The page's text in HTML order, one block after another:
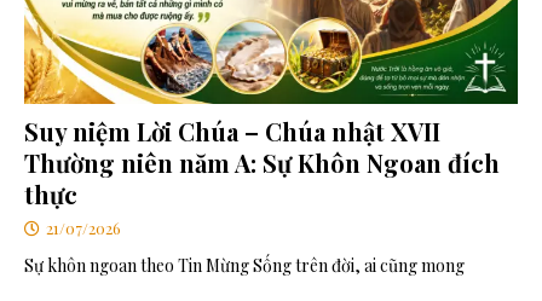
Suy niệm Lời Chúa – Chúa nhật XVII
Thường niên năm A: Sự Khôn Ngoan đích
thực
21/07/2026
Sự khôn ngoan theo Tin Mừng Sống trên đời, ai cũng mong